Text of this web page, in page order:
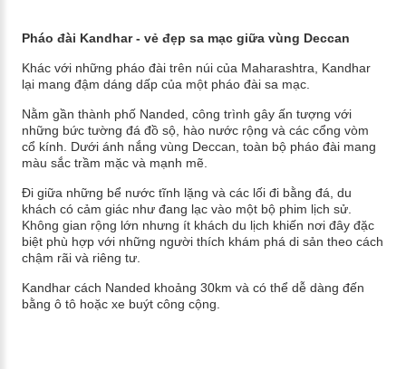
Pháo đài Kandhar - vẻ đẹp sa mạc giữa vùng Deccan
Khác với những pháo đài trên núi của Maharashtra, Kandhar
lại mang đậm dáng dấp của một pháo đài sa mạc.
Nằm gần thành phố Nanded, công trình gây ấn tượng với
những bức tường đá đồ sộ, hào nước rộng và các cổng vòm
cổ kính. Dưới ánh nắng vùng Deccan, toàn bộ pháo đài mang
màu sắc trầm mặc và mạnh mẽ.
Đi giữa những bể nước tĩnh lặng và các lối đi bằng đá, du
khách có cảm giác như đang lạc vào một bộ phim lịch sử.
Không gian rộng lớn nhưng ít khách du lịch khiến nơi đây đặc
biệt phù hợp với những người thích khám phá di sản theo cách
chậm rãi và riêng tư.
Kandhar cách Nanded khoảng 30km và có thể dễ dàng đến
bằng ô tô hoặc xe buýt công cộng.